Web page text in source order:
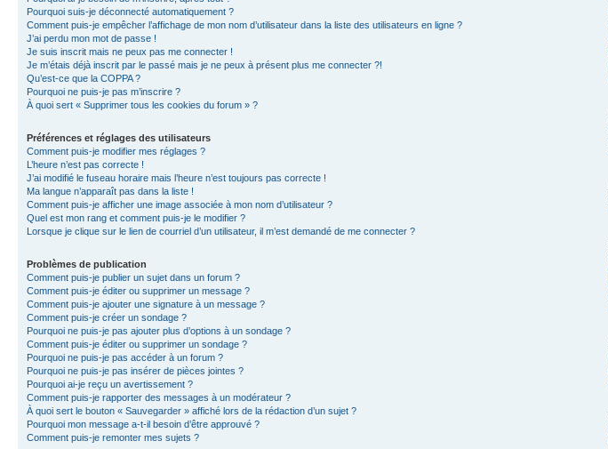
Pourquoi suis-je déconnecté automatiquement ?
Comment puis-je empêcher l’affichage de mon nom d’utilisateur dans la liste des utilisateurs en ligne ?
J’ai perdu mon mot de passe !
Je suis inscrit mais ne peux pas me connecter !
Je m’étais déjà inscrit par le passé mais je ne peux à présent plus me connecter ?!
Qu’est-ce que la COPPA ?
Pourquoi ne puis-je pas m’inscrire ?
À quoi sert « Supprimer tous les cookies du forum » ?
Préférences et réglages des utilisateurs
Comment puis-je modifier mes réglages ?
L’heure n’est pas correcte !
J’ai modifié le fuseau horaire mais l’heure n’est toujours pas correcte !
Ma langue n’apparaît pas dans la liste !
Comment puis-je afficher une image associée à mon nom d’utilisateur ?
Quel est mon rang et comment puis-je le modifier ?
Lorsque je clique sur le lien de courriel d’un utilisateur, il m’est demandé de me connecter ?
Problèmes de publication
Comment puis-je publier un sujet dans un forum ?
Comment puis-je éditer ou supprimer un message ?
Comment puis-je ajouter une signature à un message ?
Comment puis-je créer un sondage ?
Pourquoi ne puis-je pas ajouter plus d’options à un sondage ?
Comment puis-je éditer ou supprimer un sondage ?
Pourquoi ne puis-je pas accéder à un forum ?
Pourquoi ne puis-je pas insérer de pièces jointes ?
Pourquoi ai-je reçu un avertissement ?
Comment puis-je rapporter des messages à un modérateur ?
À quoi sert le bouton « Sauvegarder » affiché lors de la rédaction d’un sujet ?
Pourquoi mon message a-t-il besoin d’être approuvé ?
Comment puis-je remonter mes sujets ?